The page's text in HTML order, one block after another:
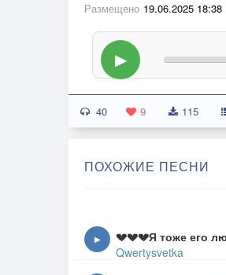
Размещено 19.06.2025 18:38
▶
40 9 115
ПОХОЖИЕ ПЕСНИ
▶ 💔💔💔Я тоже его
Qwertysvetka